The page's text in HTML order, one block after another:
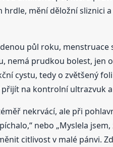
mění děložní sliznici
půl roku, menstruace
nemá prudkou bolest, jen
cystu, tedy o zvětšený
na kontrolní ultrazvuk
nekrvácí, ale při
nebo „Myslela
citlivost v malé pánvi.